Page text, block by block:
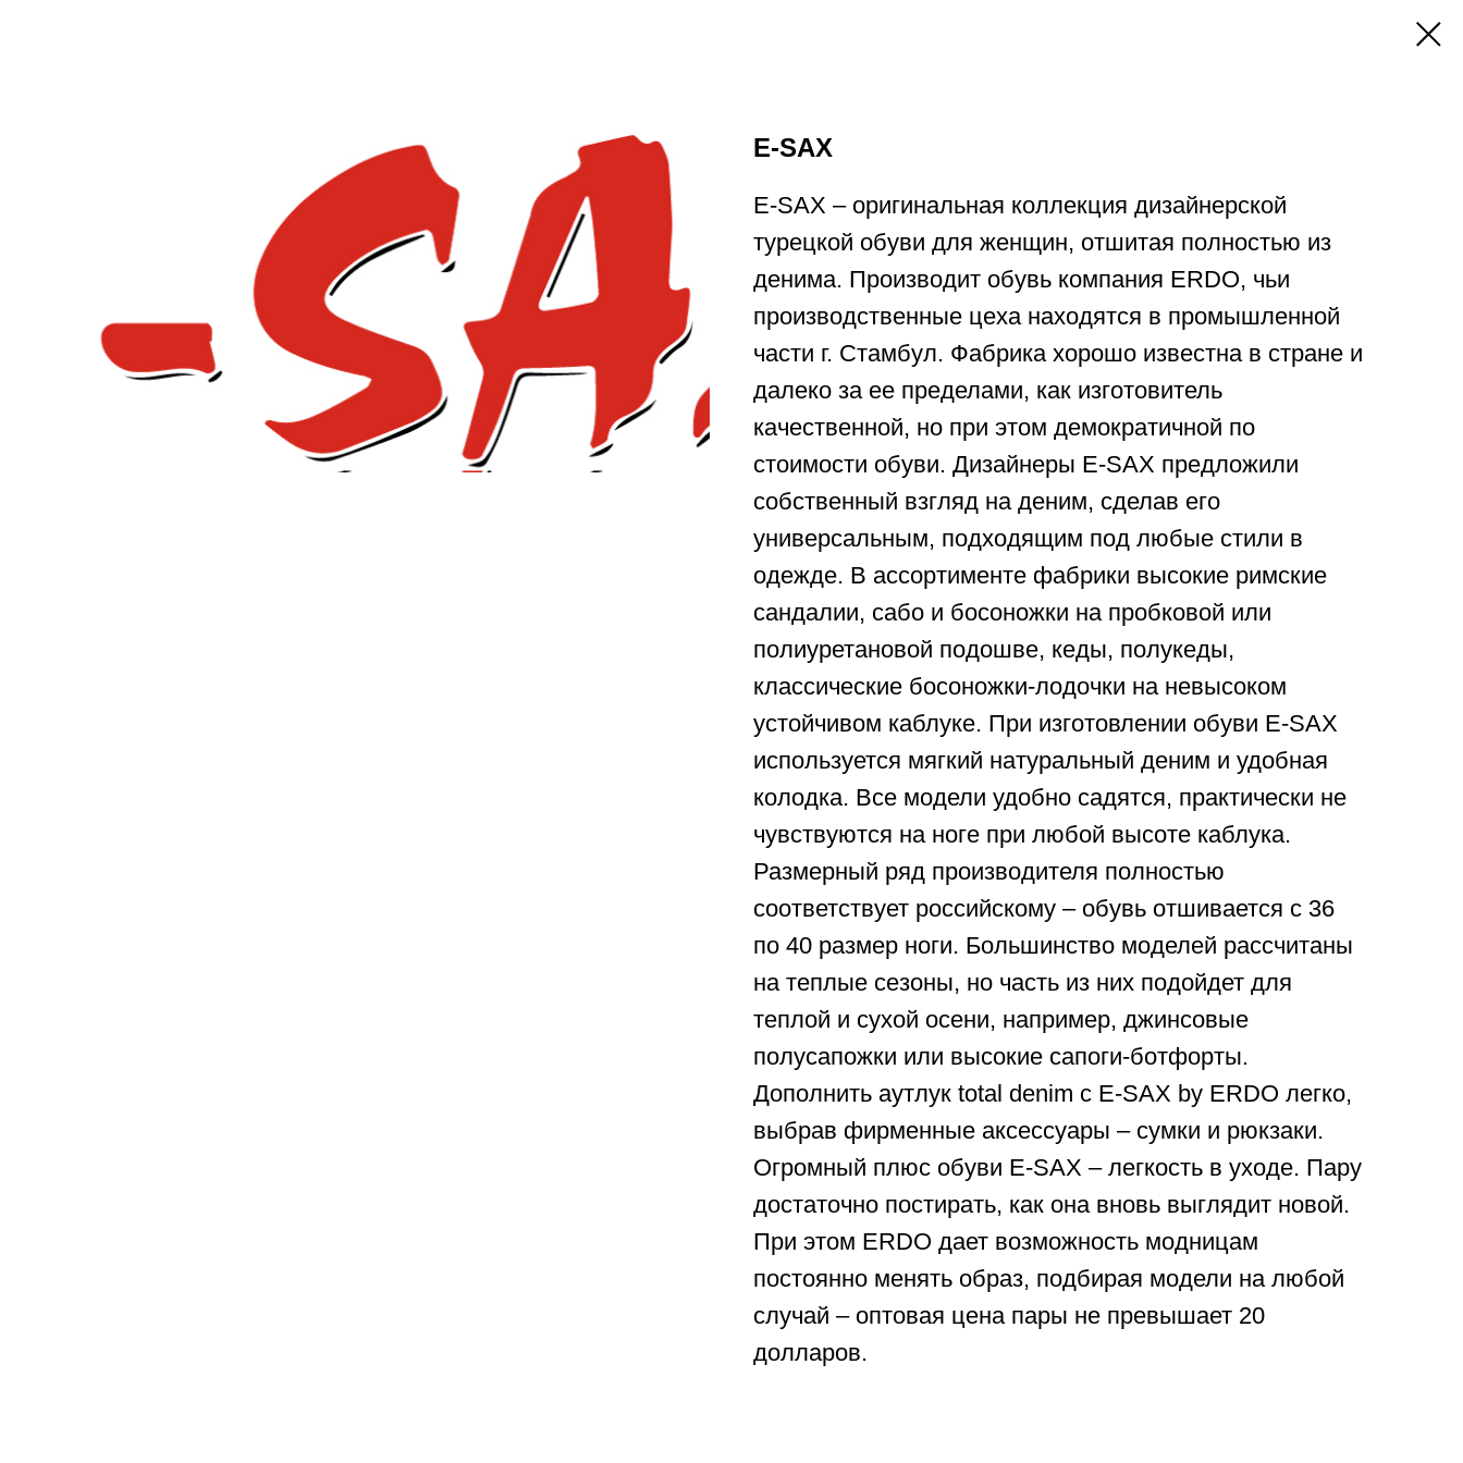
E-SAX
E-SAX – оригинальная коллекция дизайнерской
турецкой обуви для женщин, отшитая полностью из
денима. Производит обувь компания ERDO, чьи
производственные цеха находятся в промышленной
части г. Стамбул. Фабрика хорошо известна в стране и
далеко за ее пределами, как изготовитель
качественной, но при этом демократичной по
стоимости обуви. Дизайнеры E-SAX предложили
собственный взгляд на деним, сделав его
универсальным, подходящим под любые стили в
одежде. В ассортименте фабрики высокие римские
сандалии, сабо и босоножки на пробковой или
полиуретановой подошве, кеды, полукеды,
классические босоножки-лодочки на невысоком
устойчивом каблуке. При изготовлении обуви E-SAX
используется мягкий натуральный деним и удобная
колодка. Все модели удобно садятся, практически не
чувствуются на ноге при любой высоте каблука.
Размерный ряд производителя полностью
соответствует российскому – обувь отшивается с 36
по 40 размер ноги. Большинство моделей рассчитаны
на теплые сезоны, но часть из них подойдет для
теплой и сухой осени, например, джинсовые
полусапожки или высокие сапоги-ботфорты.
Дополнить аутлук total denim с E-SAX by ERDO легко,
выбрав фирменные аксессуары – сумки и рюкзаки.
Огромный плюс обуви E-SAX – легкость в уходе. Пару
достаточно постирать, как она вновь выглядит новой.
При этом ERDO дает возможность модницам
постоянно менять образ, подбирая модели на любой
случай – оптовая цена пары не превышает 20
долларов.